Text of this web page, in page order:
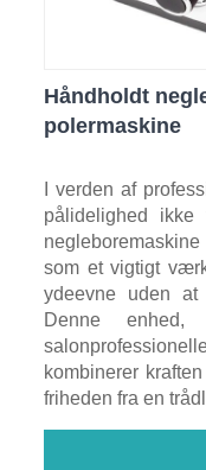
Håndholdt
polermaskine
I verden af
pålidelighed ikke
som et vigtigt
ydeevne uden
Denne
kombinerer
friheden fra en